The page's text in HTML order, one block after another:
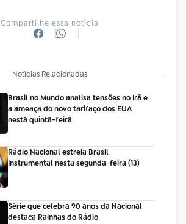
Compartilhe essa notícia
Notícias Relacionadas
Brasil no Mundo analisa tensões no Irã e
a ameaça do novo tarifaço dos EUA
nesta quinta-feira
Rádio Nacional estreia Brasil
Instrumental nesta segunda-feira (13)
Série que celebra 90 anos da Nacional
destaca Rainhas do Rádio